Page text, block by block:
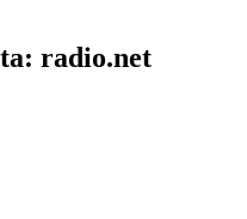
radio.net